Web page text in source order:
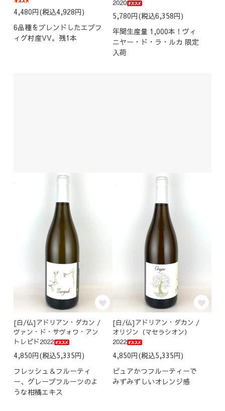
4,480円(税込4,928円)
6品種をブレンドしたエプフ
ィグ村産VV。残1本
2020
5,780円(税込6,358円)
年間生産量 1,000本！ヴィ
ニヤー・ド・ラ・ルカ 限定
入荷
[白/仏]アドリアン・ダカン /
ヴァン・ド・サヴォワ・アン
トレピド2022
4,850円(税込5,335円)
フレッシュ＆フルーティ
ー、グレープフルーツのよ
うな柑橘エキス
[白/仏]アドリアン・ダカン /
オリジン（マセラシオン）
2022
4,850円(税込5,335円)
ピュアかつフルーティーで
みずみずしいオレンジ感